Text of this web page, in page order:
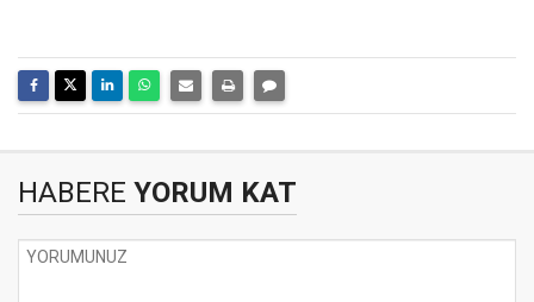
HABERE YORUM KAT